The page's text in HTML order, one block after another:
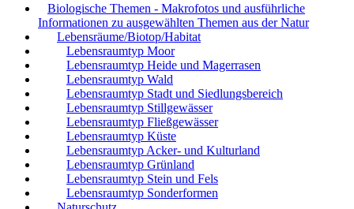
Biologische Themen - Makrofotos und ausführliche
Informationen zu ausgewählten Themen aus der Natur
Lebensräume/Biotop/Habitat
Lebensraumtyp Moor
Lebensraumtyp Heide und Magerrasen
Lebensraumtyp Wald
Lebensraumtyp Stadt und Siedlungsbereich
Lebensraumtyp Stillgewässer
Lebensraumtyp Fließgewässer
Lebensraumtyp Küste
Lebensraumtyp Acker- und Kulturland
Lebensraumtyp Grünland
Lebensraumtyp Stein und Fels
Lebensraumtyp Sonderformen